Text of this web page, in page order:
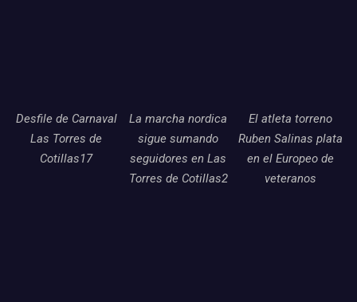
Desfile de Carnaval
Las Torres de
Cotillas17
La marcha nordica
sigue sumando
seguidores en Las
Torres de Cotillas2
El atleta torreno
Ruben Salinas plata
en el Europeo de
veteranos